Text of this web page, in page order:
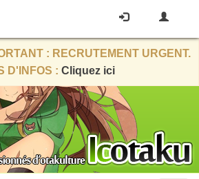
: RECRUTEMENT URGENT.
D'INFOS : Cliquez ici